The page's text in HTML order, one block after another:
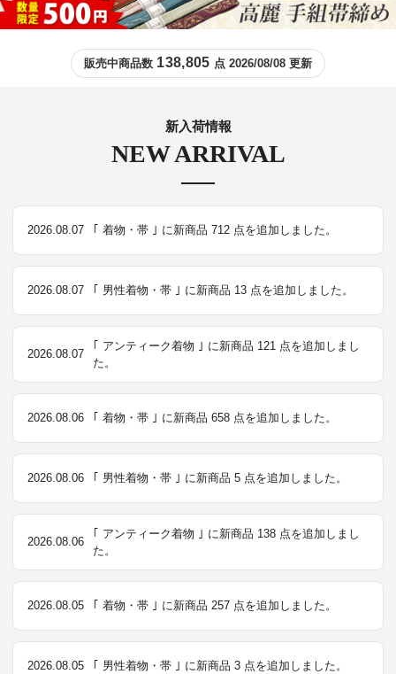
販売中商品数 138,805 点 2026/08/08 更新
NEW ARRIVAL
新入荷情報
2026.08.07 ｢ 着物・帯 ｣ に新商品 712 点を追加しました。
2026.08.07 ｢ 男性着物・帯 ｣ に新商品 13 点を追加しました。
2026.08.07
｢ アンティーク着物 ｣ に新商品 121 点を追加しまし
た。
2026.08.06 ｢ 着物・帯 ｣ に新商品 658 点を追加しました。
2026.08.06 ｢ 男性着物・帯 ｣ に新商品 5 点を追加しました。
2026.08.06
｢ アンティーク着物 ｣ に新商品 138 点を追加しまし
た。
2026.08.05 ｢ 着物・帯 ｣ に新商品 257 点を追加しました。
2026.08.05 ｢ 男性着物・帯 ｣ に新商品 3 点を追加しました。